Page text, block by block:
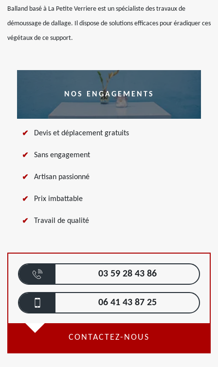
Balland basé à La Petite Verriere est un spécialiste des travaux de
démoussage de dallage. Il dispose de solutions efficaces pour éradiquer ces
végétaux de ce support.
NOS ENGAGEMENTS
Devis et déplacement gratuits
Sans engagement
Artisan passionné
Prix imbattable
Travail de qualité
03 59 28 43 86
06 41 43 87 25
CONTACTEZ-NOUS